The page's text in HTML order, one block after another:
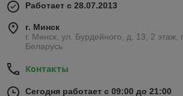
Работает с 28.07.2013
г. Минск
г. Минск, ул. Бурдейного, д. 13, 2 этаж,
Беларусь
Контакты
Сегодня работает с 09:00 до 21:00